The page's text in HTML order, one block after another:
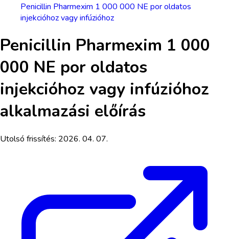
Penicillin Pharmexim 1 000 000 NE por oldatos
injekcióhoz vagy infúzióhoz
Penicillin Pharmexim 1 000
000 NE por oldatos
injekcióhoz vagy infúzióhoz
alkalmazási előírás
Utolsó frissítés: 2026. 04. 07.